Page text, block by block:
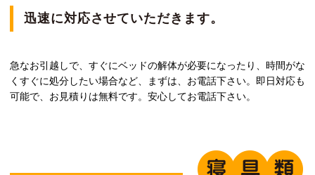
迅速に対応させていただきます。
急なお引越しで、すぐにベッドの解体が必要になったり、時間がな
くすぐに処分したい場合など、まずは、お電話下さい。即日対応も
可能で、お見積りは無料です。安心してお電話下さい。